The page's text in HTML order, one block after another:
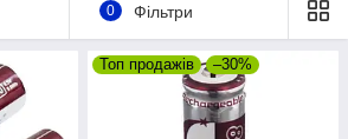
0 Фільтри
Топ продажів –30%